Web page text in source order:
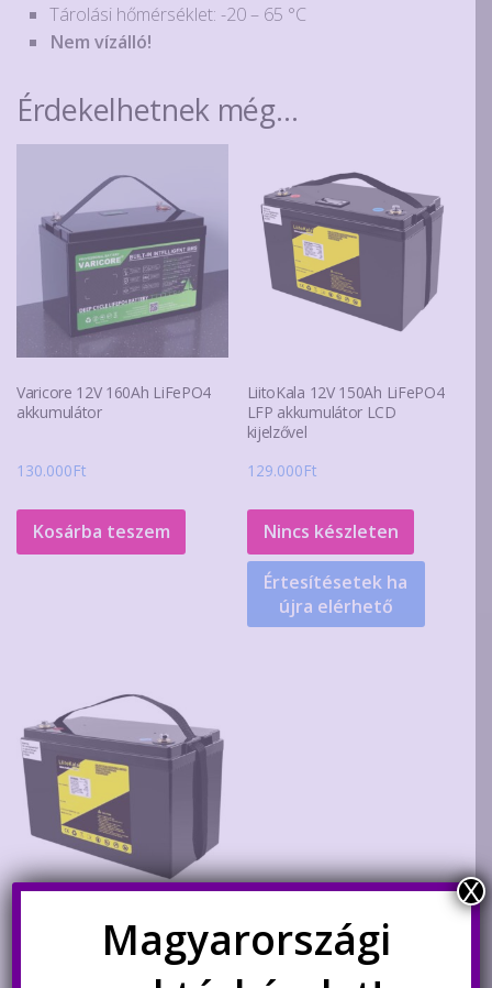
Tárolási hőmérséklet: -20 – 65 °C
Nem vízálló!
Érdekelhetnek még…
Varicore 12V 160Ah LiFePO4
akkumulátor
130.000Ft
Kosárba teszem
LiitoKala 12V 150Ah LiFePO4
LFP akkumulátor LCD
kijelzővel
129.000Ft
Nincs készleten
Értesítésetek ha
újra elérhető
LiitoKala 12V 150Ah LiFePO4
Magyarországi
X